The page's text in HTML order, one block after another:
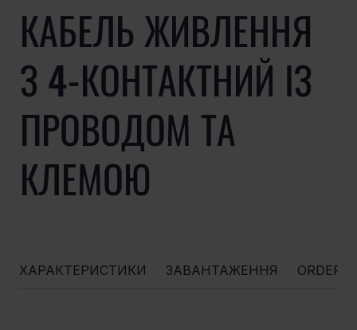
КАБЕЛЬ ЖИВЛЕННЯ
З 4-КОНТАКТНИЙ ІЗ
ПРОВОДОМ ТА
КЛЕМОЮ
ХАРАКТЕРИСТИКИ ЗАВАНТАЖЕННЯ